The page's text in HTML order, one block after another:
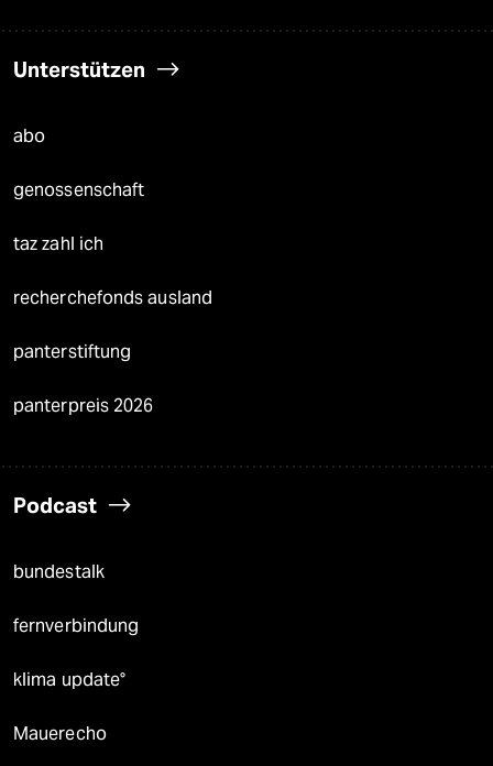
Unterstützen
abo
genossenschaft
taz zahl ich
recherchefonds ausland
panterstiftung
panterpreis 2026
Podcast
bundestalk
fernverbindung
klima update°
Mauerecho